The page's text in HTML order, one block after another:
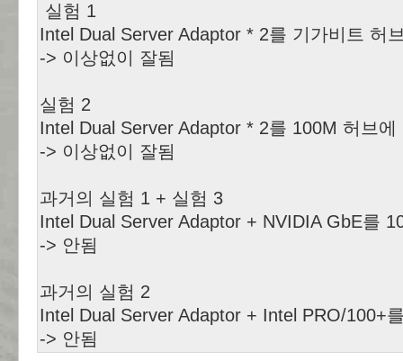
실험 1
Intel Dual Server Adaptor * 2를 기가비트 허
-> 이상없이 잘됨
실험 2
Intel Dual Server Adaptor * 2를 100M 허브에
-> 이상없이 잘됨
과거의 실험 1 + 실험 3
Intel Dual Server Adaptor + NVIDIA GbE를
-> 안됨
과거의 실험 2
Intel Dual Server Adaptor + Intel PRO/100+
-> 안됨